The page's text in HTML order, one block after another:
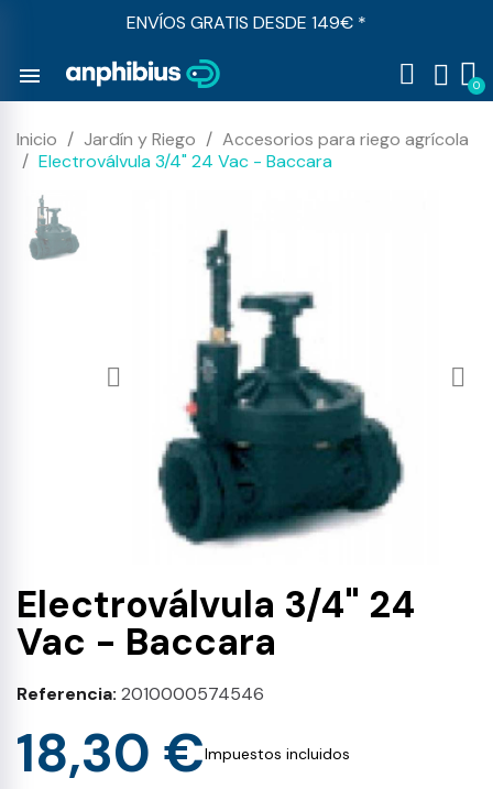
ENVÍOS GRATIS DESDE 149€ *
menu
Inicio Jardín y Riego
Accesorios para riego agrícola
Electroválvula 3/4" 24 Vac - Baccara
Electroválvula 3/4" 24
Vac - Baccara
Referencia 2010000574546
18,30 €Impuestos incluidos